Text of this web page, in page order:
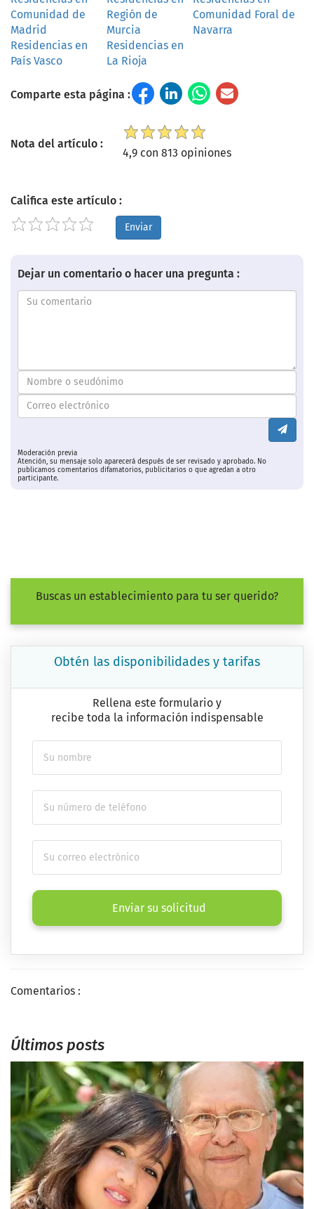
Comunidad de
Madrid
Región de
Murcia
Comunidad Foral de
Navarra
Residencias en
País Vasco
Residencias en
La Rioja
Comparte esta página :
Nota del artículo :
4,9 con 813 opiniones
Califica este artículo :
Enviar
Dejar un comentario o hacer una pregunta :
Moderación previa
Atención, su mensaje solo aparecerá después de ser revisado y aprobado. No
publicamos comentarios difamatorios, publicitarios o que agredan a otro
participante.
Buscas un establecimiento para tu ser querido?
Obtén las disponibilidades y tarifas
Rellena este formulario y
recibe toda la información indispensable
Enviar su solicitud
Comentarios :
Últimos posts